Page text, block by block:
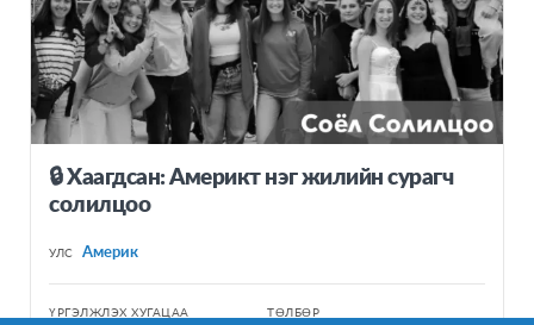
🔒 Хаагдсан: Америкт нэг жилийн сурагч
солилцоо
УЛС Америк
ҮРГЭЛЖЛЭХ ХУГАЦАА ТӨЛБӨР